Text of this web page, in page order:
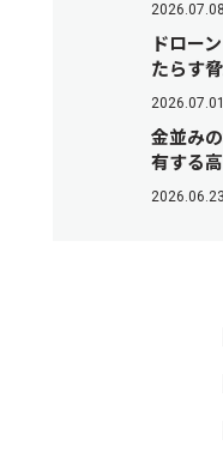
2026.07.08
ドロー
たらす
2026.07.01
金並み
有する
2026.06.23